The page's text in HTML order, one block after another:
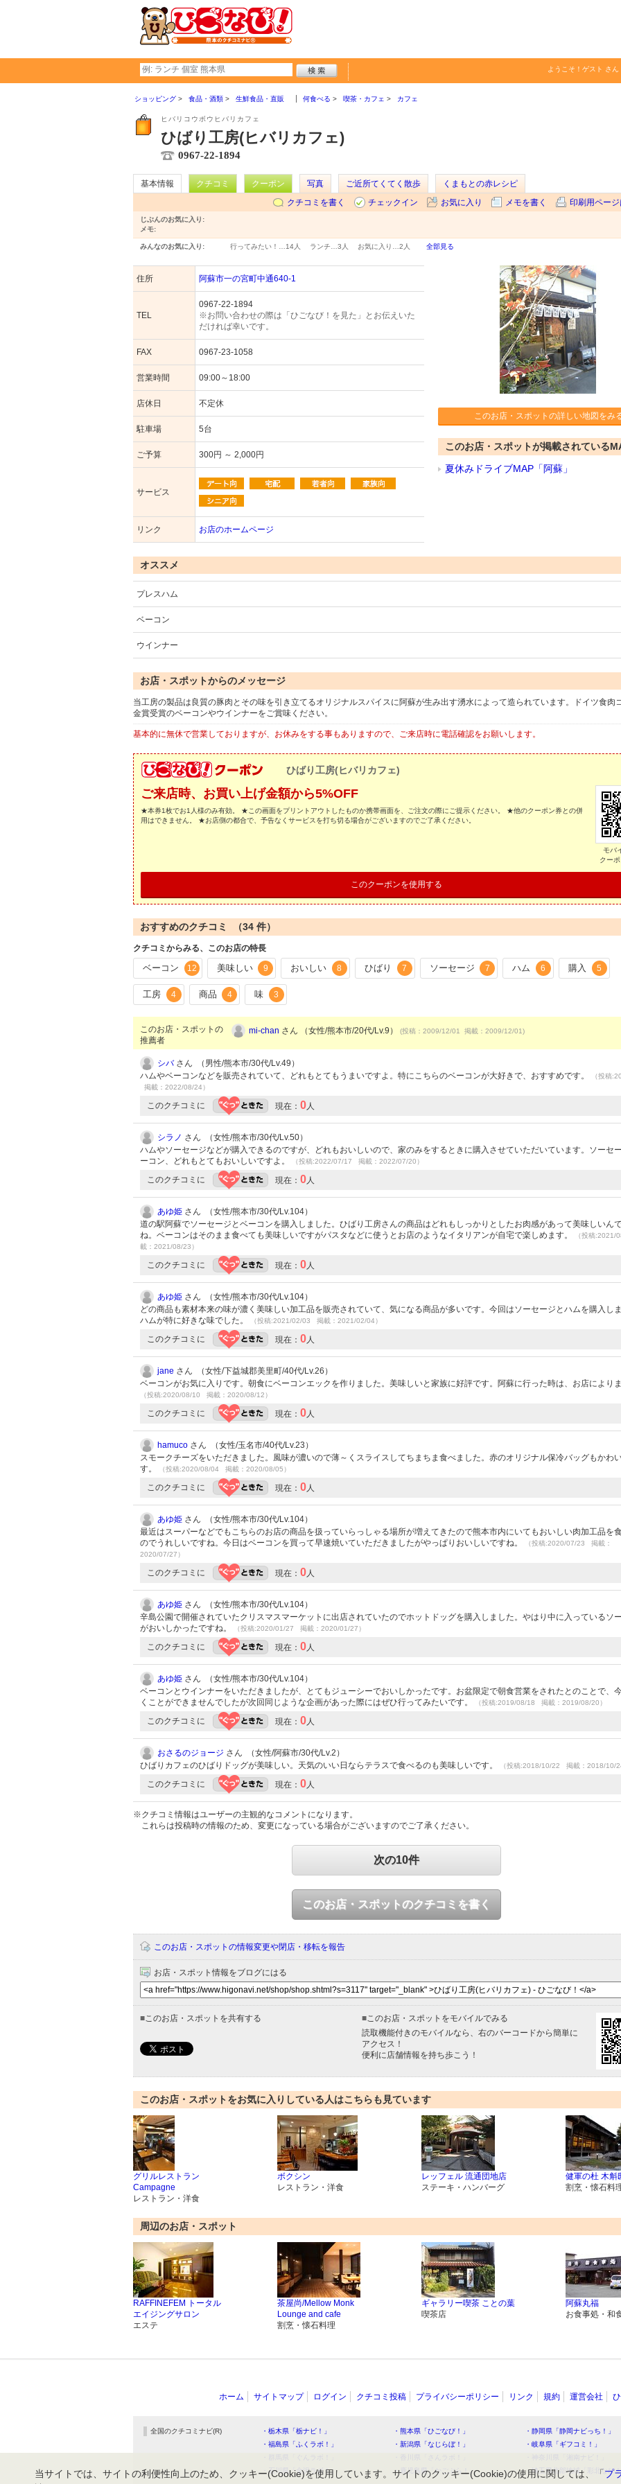
ようこそ！ ゲスト さん
ショッピング 食品・酒類 生鮮食品・直販 何食べる 喫茶・カフェ カフェ
ヒバリコウボウヒバリカフェ
ひばり工房(ヒバリカフェ)
0967-22-1894
基本情報 クチコミ クーポン 写真 ご近所てくてく散歩
くまもとの赤レシピ
クチコミを書く
チェックイン お気に入り メモを書く 印刷用ページ
じぶんのお気に入り:
メモ:
みんなのお気に入り: 行ってみたい！… 14人 ランチ… 3人 お気に入り… 2人 全部見る
住所 阿蘇市一の宮町中通640-1
TEL
0967-22-1894
※お問い合わせの際は「ひごなび！を見た」とお伝えいた
だければ幸いです。
FAX 0967-23-1058
営業時間 09:00～18:00
店休日 不定休
駐車場 5台
ご予算 300円 ～ 2,000円
サービス
リンク お店のホームページ
このお店・スポットの詳しい地図をみ
このお店・スポットが掲載されている
夏休みドライブMAP「阿蘇」
オススメ
プレスハム
ベーコン
ウインナー
お店・スポットからのメッセージ
当工房の製品は良質の豚肉とその味を引き立てるオリジナルスパイスに阿蘇が生み出す湧水によって造られています。ドイツ食肉
金賞受賞のベーコンやウインナーをご賞味ください。
基本的に無休で営業しておりますが、お休みをする事もありますので、ご来店時に電話確認をお願いします。
ひばり工房(ヒバリカフェ)
ご来店時、お買い上げ金額から5%OFF
★本券1枚でお1人様のみ有効。 ★この画面をプリントアウトしたものか携帯画面を、ご注文の際にご提示ください。 ★他のクーポン券との併
用はできません。 ★お店側の都合で、予告なくサービスを打ち切る場合がございますのでご了承ください。
モバ
クー
このクーポンを使用する
おすすめのクチコミ （34 件）
クチコミからみる、このお店の特長
ベーコン 12 美味しい 9 おいしい 8 ひばり 7 ソーセージ 7 ハム 6 購入 5
工房 4 商品 4 味 3
このお店・スポットの
推薦者
mi-chan さん （女性/熊本市/20代/Lv.9） (投稿：2009/12/01 掲載：2009/12/01)
シバさん （男性/熊本市/30代/Lv.49）
ハムやベーコンなどを販売されていて、どれもとてもうまいですよ。特にこちらのベーコンが大好きで、おすすめです。
（投稿
掲載：2022/08/24）
このクチコミに 現在： 0人
シラノ さん （女性/熊本市/30代/Lv.50）
ハムやソーセージなどが購入できるのですが、どれもおいしいので、家のみをするときに購入させていただいています。ソーセ
ーコン、どれもとてもおいしいですよ。
（投稿:2022/07/17 掲載：2022/07/20）
このクチコミに 現在： 0人
あゆ姫 さん （女性/熊本市/30代/Lv.104）
道の駅阿蘇でソーセージとベーコンを購入しました。ひばり工房さんの商品はどれもしっかりとしたお肉感があって美味しいん
ね。ベーコンはそのまま食べても美味しいですがパスタなどに使うとお店のようなイタリアンが自宅で楽しめます。
（投稿
載：2021/08/23）
このクチコミに 現在： 0人
あゆ姫 さん （女性/熊本市/30代/Lv.104）
どの商品も素材本来の味が濃く美味しい加工品を販売されていて、気になる商品が多いです。今回はソーセージとハムを購入し
ハムが特に好きな味でした。
（投稿:2021/02/03 掲載：2021/02/04）
このクチコミに 現在： 0人
jane さん （女性/下益城郡美里町/40代/Lv.26）
ベーコンがお気に入りです。朝食にベーコンエックを作りました。美味しいと家族に好評です。阿蘇に行った時は、お店によりま
（投稿:2020/08/10 掲載：2020/08/12）
このクチコミに 現在： 0人
hamuco さん （女性/玉名市/40代/Lv.23）
スモークチーズをいただきました。風味が濃いので薄～くスライスしてちまちま食べました。赤のオリジナル保冷バッグもかわ
す。
（投稿:2020/08/04 掲載：2020/08/05）
このクチコミに 現在： 0人
あゆ姫 さん （女性/熊本市/30代/Lv.104）
最近はスーパーなどでもこちらのお店の商品を扱っていらっしゃる場所が増えてきたので熊本市内にいてもおいしい肉加工品を
のでうれしいですね。今日はベーコンを買って早速焼いていただきましたがやっぱりおいしいですね。
（投稿:2020/07/23 掲載：
2020/07/27）
このクチコミに 現在： 0人
あゆ姫 さん （女性/熊本市/30代/Lv.104）
辛島公園で開催されていたクリスマスマーケットに出店されていたのでホットドッグを購入しました。やはり中に入っているソ
がおいしかったですね。
（投稿:2020/01/27 掲載：2020/01/27）
このクチコミに 現在： 0人
あゆ姫 さん （女性/熊本市/30代/Lv.104）
ベーコンとウインナーをいただきましたが、とてもジューシーでおいしかったです。お盆限定で朝食営業をされたとのことで、
くことができませんでしたが次回同じような企画があった際にはぜひ行ってみたいです。
（投稿:2019/08/18 掲載：2019/08/20）
このクチコミに 現在： 0人
おさるのジョージ さん （女性/阿蘇市/30代/Lv.2）
ひばりカフェのひばりドッグが美味しい。天気のいい日ならテラスで食べるのも美味しいです。
（投稿:2018/10/22 掲載：2018/10/
このクチコミに 現在： 0人
※クチコミ情報はユーザーの主観的なコメントになります。
これらは投稿時の情報のため、変更になっている場合がございますのでご了承ください。
次の10件
このお店・スポットのクチコミを書く
このお店・スポットの情報変更や閉店・移転を報告
お店・スポット情報をブログにはる
■このお店・スポットを共有する ■このお店・スポットをモバイルでみる
読取機能付きのモバイルなら、右のバーコードから簡単に
アクセス！
便利に店舗情報を持ち歩こう！
このお店・スポットをお気に入りしている人はこちらも見ています
グリルレストラン
Campagne
レストラン・洋食
ボクシン
レストラン・洋食
レッフェル 流通団地店
ステーキ・ハンバーグ
健軍の杜 木斛
割烹・懐石料
周辺のお店・スポット
RAFFINEFEM トータル
エイジングサロン
エステ
茶屋尚/Mellow Monk
Lounge and cafe
割烹・懐石料理
ギャラリー喫茶 ことの葉
喫茶店
阿蘇丸福
お食事処・和
ホーム サイトマップ ログイン クチコミ投稿 プライバシーポリシー リンク 規約 運営会社
全国のクチコミナビ(R) ・栃木県「栃ナビ！」 ・熊本県「ひごなび！」 ・静岡県「静岡ナビっち！」
・福島県「ふくラボ！」
・新潟県「なじらぼ！」 ・岐阜県「ギフコミ！」
・石川県「金沢ラボ！」
・鹿児島県「かごぶら！」 ・埼玉県北部地域「彩北なび！
当サイトでは、サイトの利便性向上のため、クッキー(Cookie)を使用しています。サイトのクッキー(Cookie)の使用に関しては、「プ